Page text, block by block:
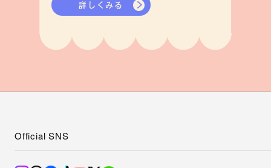
詳しくみる
Official SNS